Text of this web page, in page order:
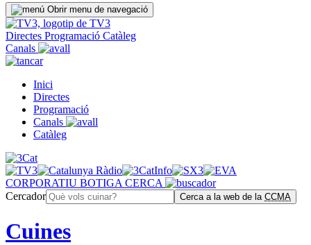
Obrir menu de navegació
Directes Programació Catàleg
Canals
Inici
Directes
Programació
Canals
Catàleg
CORPORATIU BOTIGA CERCA
Cercador
Cerca a la web de la CCMA
Cuines